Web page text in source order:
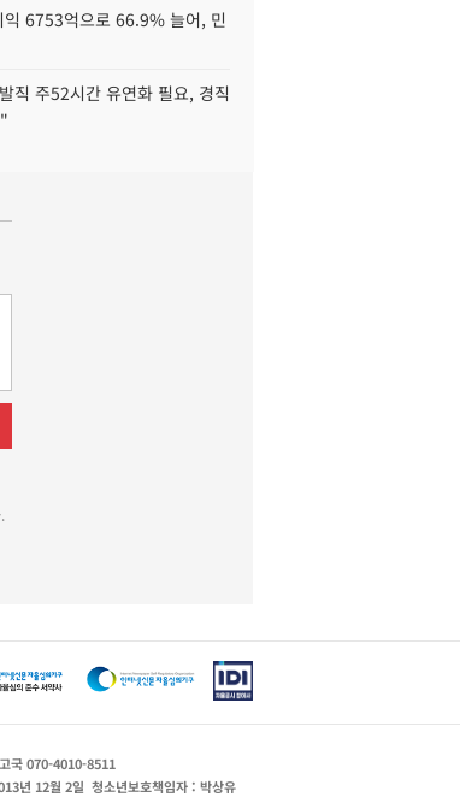
익 6753억으로 66.9% 늘어, 민
직 주52시간 유연화 필요, 경직
국 070-4010-8511
년 12월 2일 청소년보호책임자 : 박상유